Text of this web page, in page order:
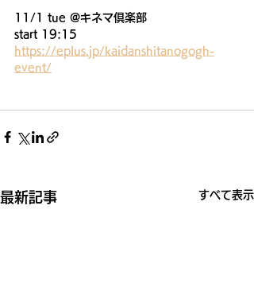
11/1 tue @キネマ倶楽部
start 19:15
https://eplus.jp/kaidanshitanogogh-
event/
最新記事 すべて表示